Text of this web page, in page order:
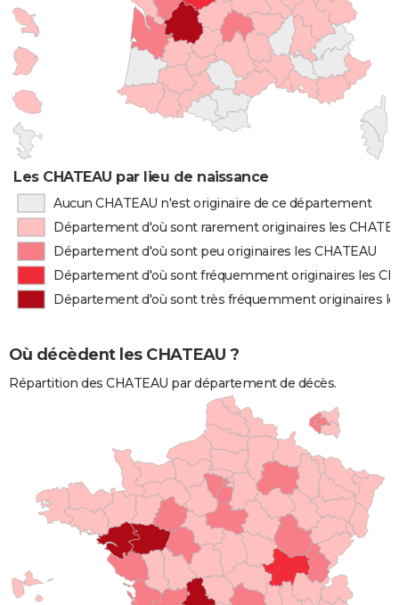
Les CHATEAU par lieu de naissance
Aucun CHATEAU n'est originaire de ce département
Département d'où sont rarement originaires les
Département d'où sont peu originaires les CHATEAU
Département d'où sont fréquemment originaires les
Département d'où sont très fréquemment originaires
Où décèdent les CHATEAU ?
Répartition des CHATEAU par département de décès.